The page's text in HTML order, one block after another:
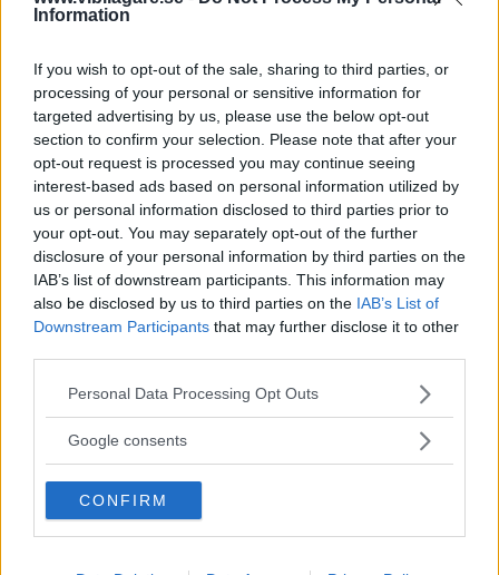
Information
If you wish to opt-out of the sale, sharing to third parties, or
processing of your personal or sensitive information for
targeted advertising by us, please use the below opt-out
section to confirm your selection. Please note that after your
opt-out request is processed you may continue seeing
interest-based ads based on personal information utilized by
us or personal information disclosed to third parties prior to
your opt-out. You may separately opt-out of the further
disclosure of your personal information by third parties on the
IAB’s list of downstream participants. This information may
also be disclosed by us to third parties on the IAB’s List of
Downstream Participants that may further disclose it to other
Please note that this website/app uses one or more Google
not limited to your visit or usage behaviour. You may click to
use your data for below specified purposes in below Google
consent section.
Personal Data Processing Opt Outs
Google consents
CONFIRM
laddhybrider och elbilar och Power Circle spår
att vi står inför en elbilsboom. År 2025
förväntas andelen elbilar utgöra 48 procent av
nybilsförsäljningen, för att året efter, 2026, stiga
till 60 procent. Försäljningen av laddhybrider
förväntas nå sin topp 2025 med 38 procent av
försäljningen för att sedan dala märkbart.